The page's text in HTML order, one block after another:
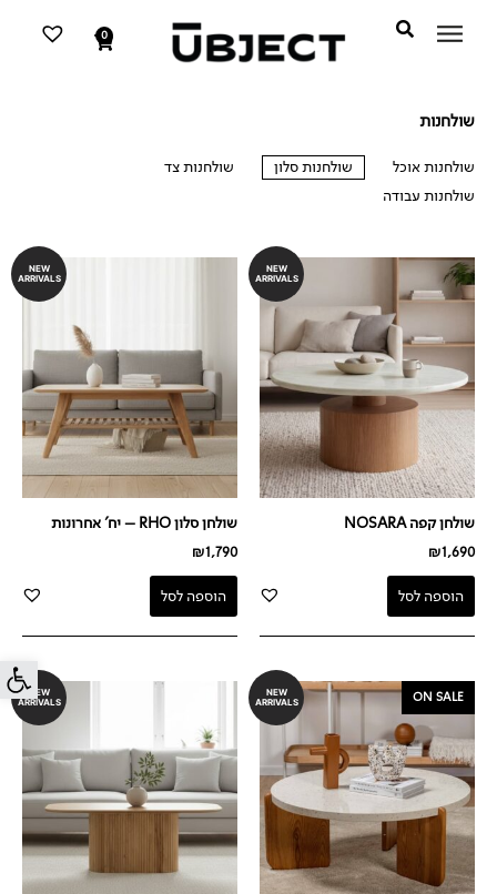
פתח
לתוכן
0
עגלת
קניות
שולחנות
שולחנות אוכל שולחנות סלון
שולחנות צד
שולחנות עבודה
שולחנות סלון
NEW
ARRIVALS
שולחן קפה NOSARA
₪1,690
הוספה לסל
NEW
ARRIVALS
שולחן סלון RHO – יח' אחרונות
₪1,790
הוספה לסל
ON SALE
NEW
ARRIVALS
המחיר
המקורי
היה:
₪1,790.
המחיר
הנוכחי
₪1,490.
NEW
ARRIVALS